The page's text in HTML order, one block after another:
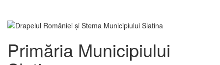
Primăria Municipiului